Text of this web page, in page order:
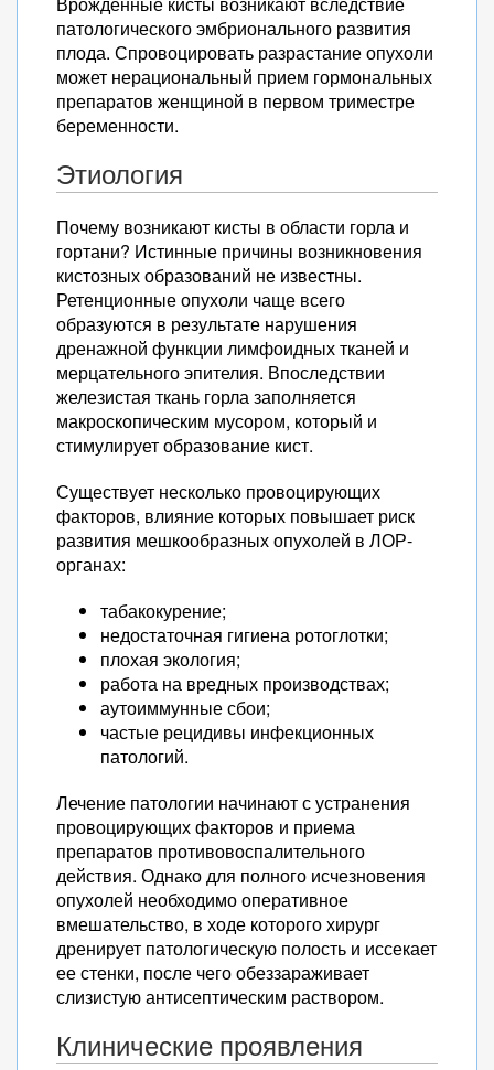
патологического эмбрионального развития
плода. Спровоцировать разрастание опухоли
может нерациональный прием гормональных
препаратов женщиной в первом триместре
беременности.
Этиология
Почему возникают кисты в области горла и
гортани? Истинные причины возникновения
кистозных образований не известны.
Ретенционные опухоли чаще всего
образуются в результате нарушения
дренажной функции лимфоидных тканей и
мерцательного эпителия. Впоследствии
железистая ткань горла заполняется
макроскопическим мусором, который и
стимулирует образование кист.
Существует несколько провоцирующих
факторов, влияние которых повышает риск
развития мешкообразных опухолей в ЛОР-
органах:
табакокурение;
недостаточная гигиена ротоглотки;
плохая экология;
работа на вредных производствах;
аутоиммунные сбои;
частые рецидивы инфекционных
патологий.
Лечение патологии начинают с устранения
провоцирующих факторов и приема
препаратов противовоспалительного
действия. Однако для полного исчезновения
опухолей необходимо оперативное
вмешательство, в ходе которого хирург
дренирует патологическую полость и иссекает
ее стенки, после чего обеззараживает
слизистую антисептическим раствором.
Клинические проявления